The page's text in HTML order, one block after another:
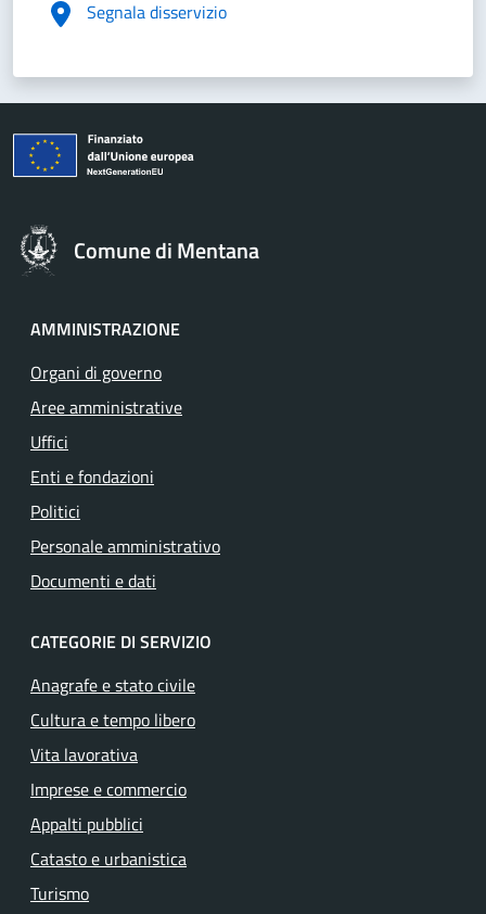
Segnala disservizio
Comune di Mentana
AMMINISTRAZIONE
Organi di governo
Aree amministrative
Uffici
Enti e fondazioni
Politici
Personale amministrativo
Documenti e dati
CATEGORIE DI SERVIZIO
Anagrafe e stato civile
Cultura e tempo libero
Vita lavorativa
Imprese e commercio
Appalti pubblici
Catasto e urbanistica
Turismo